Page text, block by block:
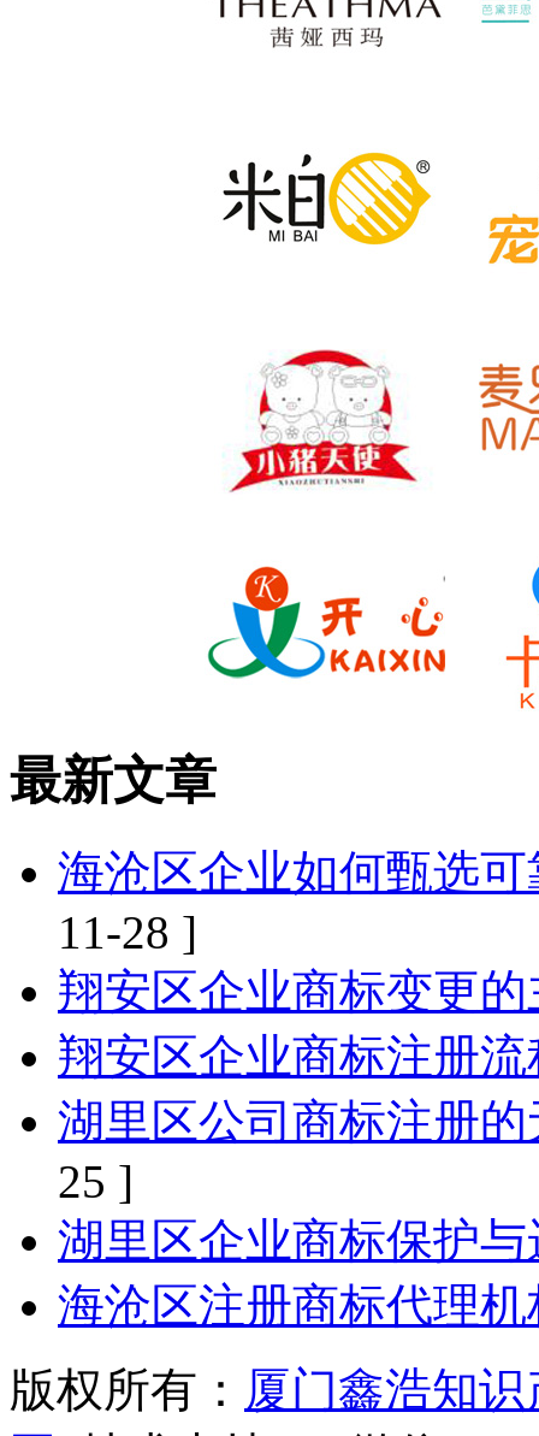
最新文章
海沧区企业如何甄选
11-28 ]
翔安区企业商标变更
翔安区企业商标注册
湖里区公司商标注册
25 ]
湖里区企业商标保护
海沧区注册商标代理
版权所有： 厦门鑫浩知